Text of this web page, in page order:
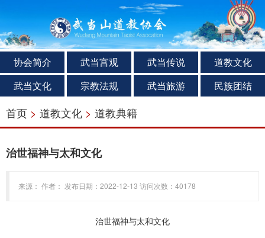
协会简介 武当宫观 武当传说
道教文化
武当文化
宗教法规 武当旅游 民族团结
首页 > 道教文化 > 道教典籍
治世福神与太和文化
来源： 作者： 发布日期：2022-12-13 访问次数：40178
治世福神与太和文化